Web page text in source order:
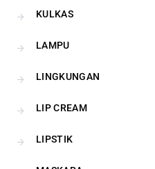
KULKAS
LAMPU
LINGKUNGAN
LIP CREAM
LIPSTIK